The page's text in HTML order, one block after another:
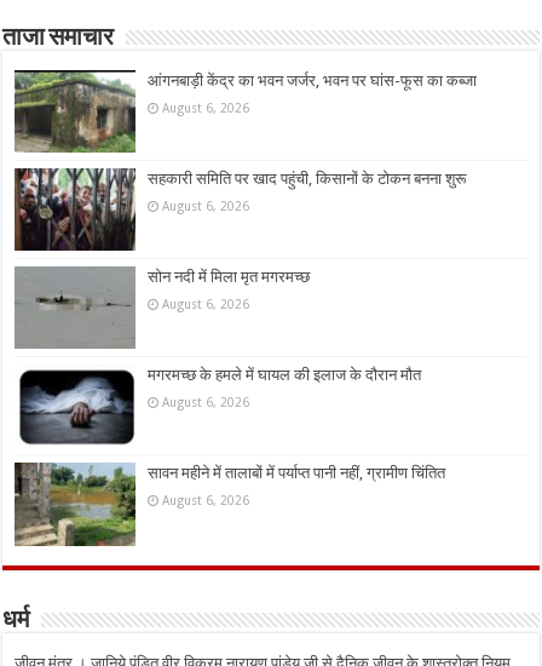
ताजा समाचार
आंगनबाड़ी केंद्र का भवन जर्जर, भवन पर घांस-फूस का कब्जा
August 6, 2026
सहकारी समिति पर खाद पहुंची, किसानों के टोकन बनना शुरू
August 6, 2026
सोन नदी में मिला मृत मगरमच्छ
August 6, 2026
मगरमच्छ के हमले में घायल की इलाज के दौरान मौत
August 6, 2026
सावन महीने में तालाबों में पर्याप्त पानी नहीं, ग्रामीण चिंतित
August 6, 2026
धर्म